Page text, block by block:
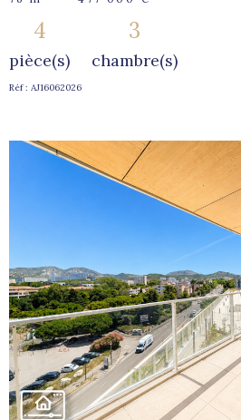
4
pièce(s)
3
chambre(s)
Réf : AJ16062026
voir le
bien